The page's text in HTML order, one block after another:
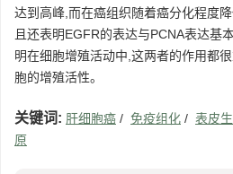
达到高峰,而在癌组织随着癌分化程度
且还表明EGFR的表达与PCNA表达基
明在细胞增殖活动中,这两者的作用都
胞的增殖活性。
关键词: 肝细胞癌 / 免疫组化 / 表皮
原